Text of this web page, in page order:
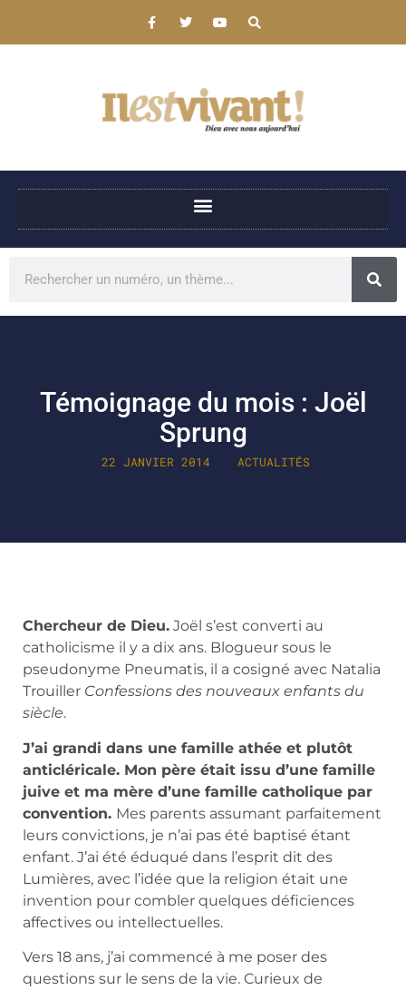
Témoignage du mois : Joël
Sprung
22 JANVIER 2014 ACTUALITÉS
Chercheur de Dieu. Joël s’est converti au
catholicisme il y a dix ans. Blogueur sous le
pseudonyme Pneumatis, il a cosigné avec Natalia
Trouiller Confessions des nouveaux enfants du
siècle.
J’ai grandi dans une famille athée et plutôt
anticléricale. Mon père était issu d’une famille
juive et ma mère d’une famille catholique par
convention. Mes parents assumant parfaitement
leurs convictions, je n’ai pas été baptisé étant
enfant. J’ai été éduqué dans l’esprit dit des
Lumières, avec l’idée que la religion était une
invention pour combler quelques déficiences
affectives ou intellectuelles.
Vers 18 ans, j’ai commencé à me poser des
questions sur le sens de la vie. Curieux de